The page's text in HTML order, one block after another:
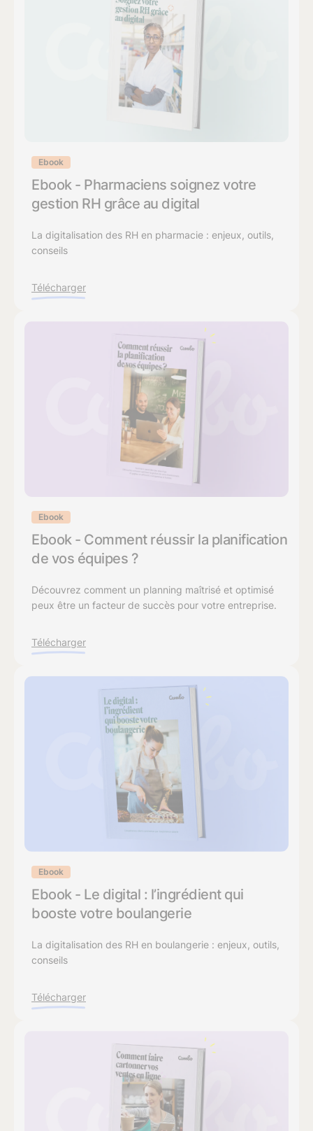
Ebook
Ebook - Pharmaciens soignez votre
gestion RH grâce au digital
La digitalisation des RH en pharmacie : enjeux, outils,
conseils
Télécharger
Ebook
Ebook - Comment réussir la planification
de vos équipes ?
Découvrez comment un planning maîtrisé et optimisé
peux être un facteur de succès pour votre entreprise.
Télécharger
Ebook
Ebook - Le digital : l’ingrédient qui
booste votre boulangerie
La digitalisation des RH en boulangerie : enjeux, outils,
conseils
Télécharger